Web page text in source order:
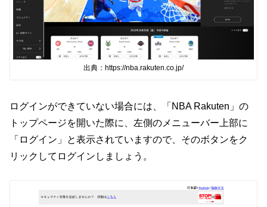
出典：https://nba.rakuten.co.jp/
ログインができていない場合には、「NBA Rakuten」の
トップページを開いた際に、左側のメニューバー上部に
「ログイン」と表示されていますので、そのボタンをク
リックしてログインしましょう。